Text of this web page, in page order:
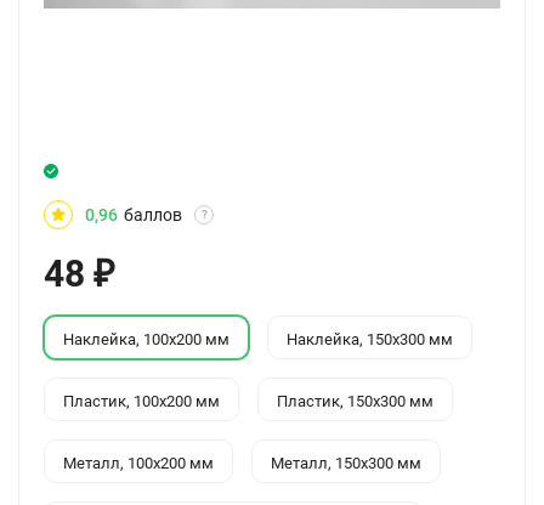
0,96 баллов ?
48 ₽
Наклейка, 100x200 мм Наклейка, 150x300 мм
Пластик, 100x200 мм Пластик, 150x300 мм
Металл, 100x200 мм Металл, 150x300 мм